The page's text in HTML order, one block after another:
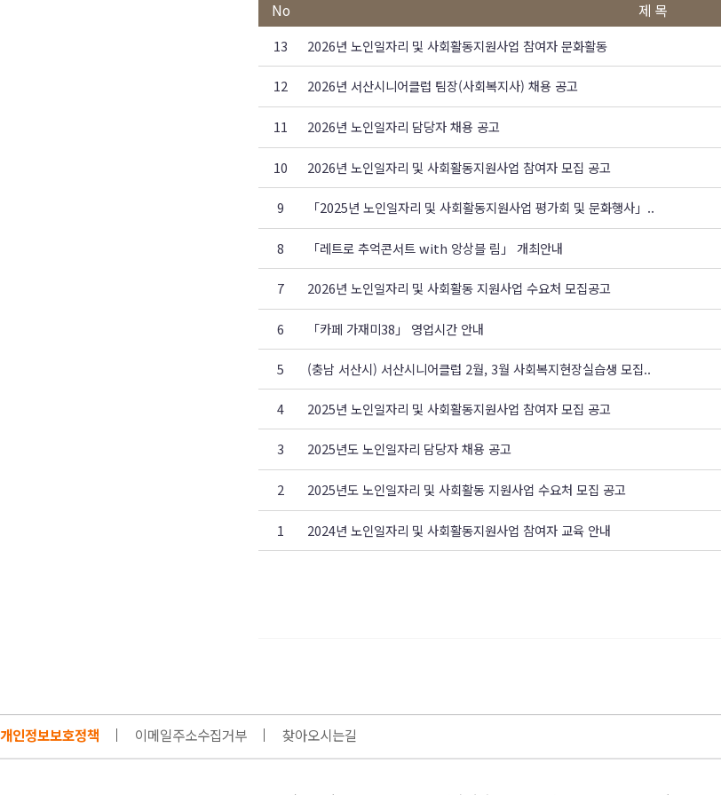
No 제 목
13 2026년 노인일자리 및 사회활동지원사업 참여자 문화활동
12 2026년 서산시니어클럽 팀장(사회복지사) 채용 공고
11 2026년 노인일자리 담당자 채용 공고
10 2026년 노인일자리 및 사회활동지원사업 참여자 모집 공고
9 「2025년 노인일자리 및 사회활동지원사업 평가회 및 문화행사」..
8 「레트로 추억콘서트 with 앙상블 림」 개최안내
7 2026년 노인일자리 및 사회활동 지원사업 수요처 모집공고
6 「카페 가재미38」 영업시간 안내
5 (충남 서산시) 서산시니어클럽 2월, 3월 사회복지현장실습생 모집..
4 2025년 노인일자리 및 사회활동지원사업 참여자 모집 공고
3 2025년도 노인일자리 담당자 채용 공고
2 2025년도 노인일자리 및 사회활동 지원사업 수요처 모집 공고
1 2024년 노인일자리 및 사회활동지원사업 참여자 교육 안내
개인정보보호정책 이메일주소수집거부 찾아오시는길